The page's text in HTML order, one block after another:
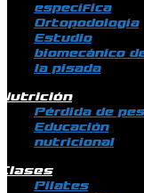
específica
Ortopodología
Estudio
biomecánico
la pisada
Pérdida de
Educación
nutricional
Pilates